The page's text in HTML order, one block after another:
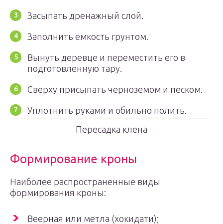
Засыпать дренажный слой.
Заполнить емкость грунтом.
Вынуть деревце и переместить его в
подготовленную тару.
Сверху присыпать черноземом и песком.
Уплотнить руками и обильно полить.
Пересадка клена
Формирование кроны
Наиболее распространенные виды
формирования кроны:
Веерная или метла (хокидати);